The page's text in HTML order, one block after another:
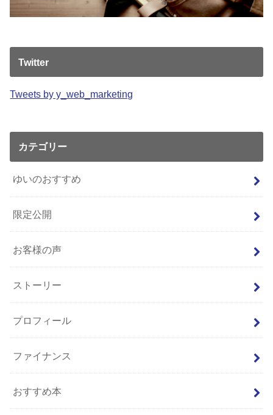
Twitter
Tweets by y_web_marketing
カテゴリー
ゆいのおすすめ
限定公開
お客様の声
ストーリー
プロフィール
ファイナンス
おすすめ本